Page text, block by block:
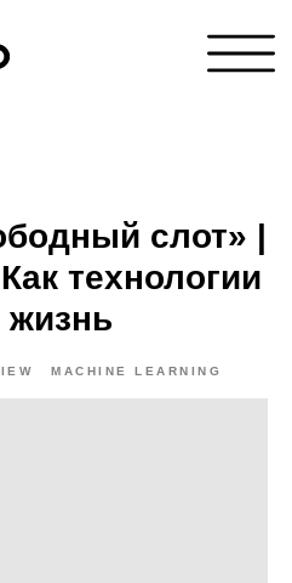
слот» |
технологии
MACHINE LEARNING